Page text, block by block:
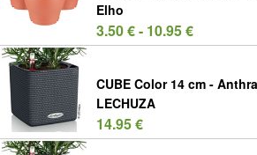
Elho
3.50 € - 10.95 €
CUBE Color 14 cm -
LECHUZA
14.95 €